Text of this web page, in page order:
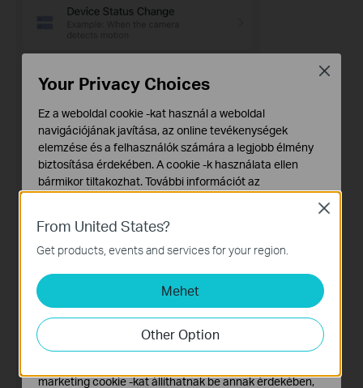
From United States?
Get products, events and services for your region.
Mehet
Other Option
Close
Your Privacy Choices
Ez a weboldal cookie -kat használ a weboldal
navigációjának javítása, az online tevékenységek
elemzése és a felhasználók számára a legjobb élmény
biztosítása érdekében. A cookie -k használata ellen
bármikor tiltakozhat. További információt az
Alap Cookie-k
Ezek a cookie -k a webhely működéséhez szükségesek,
és nem tilthatók le a rendszereiben.
Marketing és Elemző Cookie-k
Az elemző cookie -k lehetővé teszik számunkra, hogy
elemezzük weboldalunkon végzett tevékenységeit, hogy
javítsuk és módosítsuk webhelyünk működését.
marketing cookie -kat állíthatnak be annak érdekében,
Close